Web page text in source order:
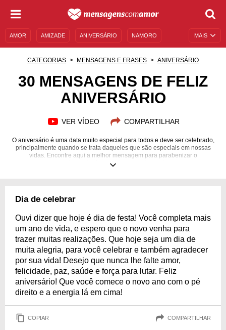
MAIS
AMOR AMIZADE ANIVERSÁRIO NAMORO
MENSAGENS E FRASES MENSAGENS DE ANIVERSÁRIO
CATEGORIAS MENSAGENS E FRASES ANIVERSÁRIO
30 MENSAGENS DE FELIZ
ANIVERSÁRIO
VER VÍDEO COMPARTILHAR
O aniversário é uma data muito especial para todos e deve ser celebrado,
principalmente quando se trata daqueles que são especiais em nossas
vidas. Encontre aqui a melhor mensagem para parabenizar o
aniversariante querido e emocione-o!
Dia de celebrar
Ouvi dizer que hoje é dia de festa! Você completa mais
um ano de vida, e espero que o novo venha para
trazer muitas realizações. Que hoje seja um dia de
muita alegria, para você celebrar e também agradecer
por sua vida! Desejo que nunca lhe falte amor,
felicidade, paz, saúde e força para lutar. Feliz
aniversário! Que você comece o novo ano com o pé
direito e a energia lá em cima!
COPIAR COMPARTILHAR